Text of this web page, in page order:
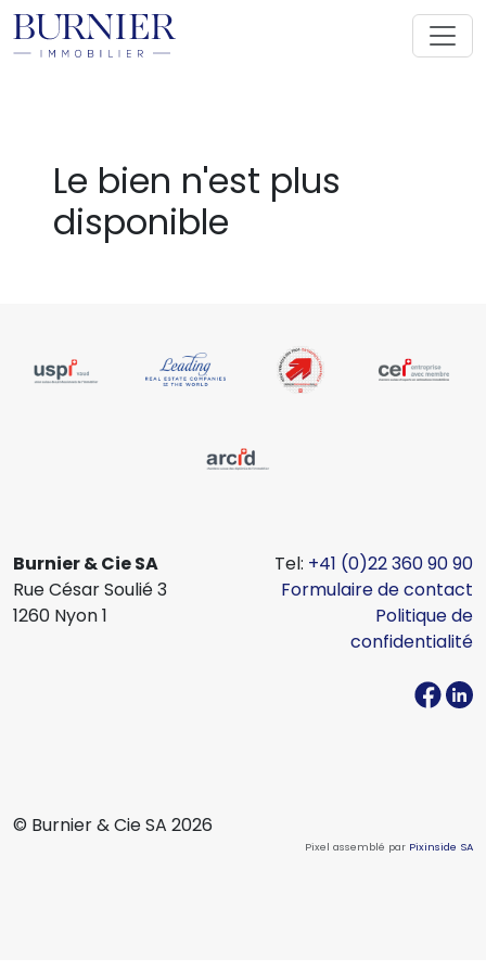
Le bien n'est plus
disponible
Burnier & Cie SA
Rue César Soulié 3
1260 Nyon 1
Tel: +41 (0)22 360 90 90
Formulaire de contact
Politique de
confidentialité
© Burnier & Cie SA 2026
Pixel assemblé par Pixinside SA